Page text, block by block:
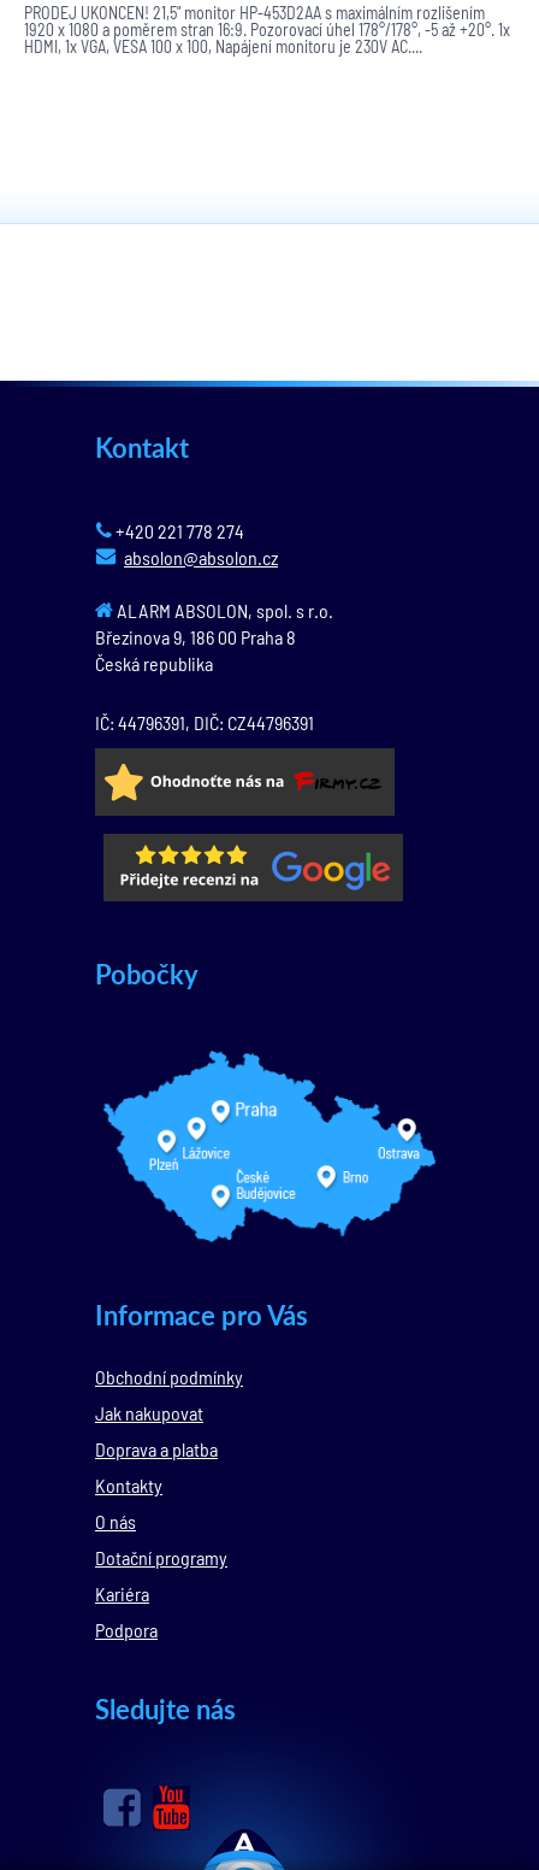
PRODEJ UKONČEN! 21,5" monitor HP-453D2AA s maximálním rozlišením
1920 x 1080 a poměrem stran 16:9. Pozorovací úhel 178°/178°, -5 až +20°. 1x
HDMI, 1x VGA, VESA 100 x 100, Napájení monitoru je 230V AC....
Kontakt
+420 221 778 274
absolon@absolon.cz
ALARM ABSOLON, spol. s r.o.
Březinova 9, 186 00 Praha 8
Česká republika
IČ: 44796391, DIČ: CZ44796391
Pobočky
Informace pro Vás
Obchodní podmínky
Jak nakupovat
Doprava a platba
Kontakty
O nás
Dotační programy
Kariéra
Podpora
Sledujte nás